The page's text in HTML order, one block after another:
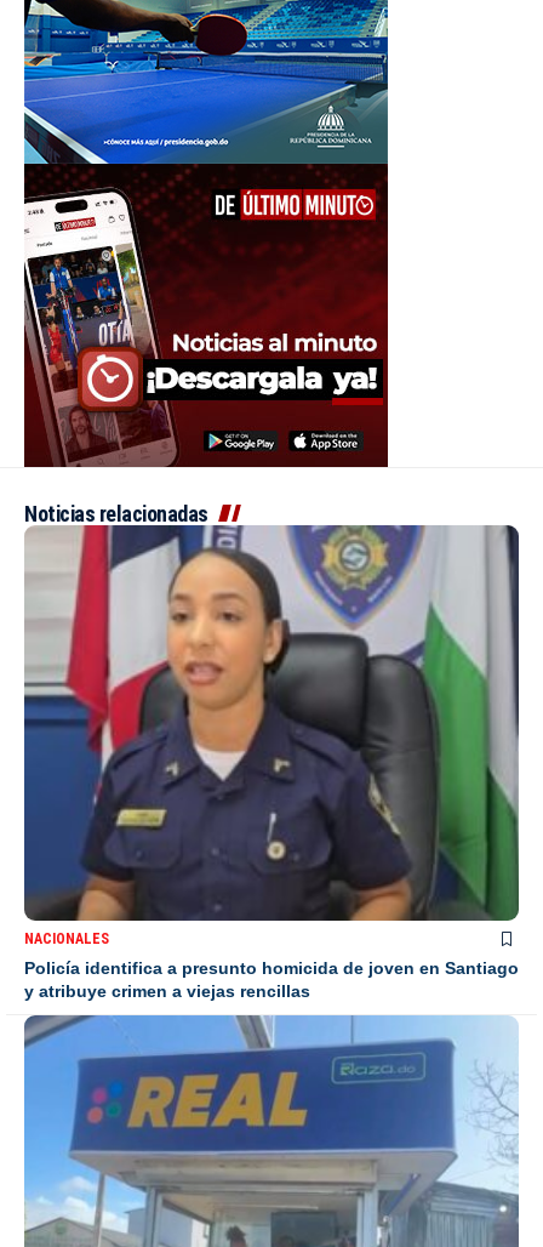
Noticias relacionadas
NACIONALES
Policía identifica a presunto homicida de joven en Santiago
y atribuye crimen a viejas rencillas